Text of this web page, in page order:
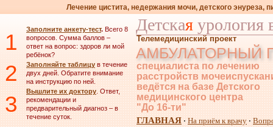
Лечение цистита, недержания мочи, детского энуреза,
1 Заполните анкету-тест. Всего 8
вопросов. Сумма баллов –
ответ на вопрос: здоров ли мой
ребёнок?
2 Заполняйте таблицу в течение
двух дней. Обратите внимание
на инструкцию по ней.
3 Вышлите их доктору. Ответ,
рекомендации и
предварительный диагноз – в
течение суток.
Детская урология
Телемедицинский проект
АМБУЛАТОРНЫЙ
специалиста по лечению
расстройств
ведётся на базе Детского
медицинского центра
"До 16-ти"
ГЛАВНАЯ · На приём к врачу ·